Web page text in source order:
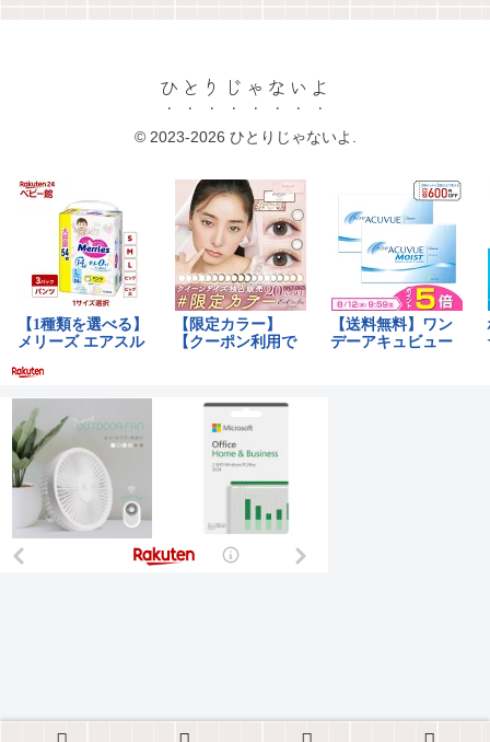
ひとりじゃないよ
© 2023-2026 ひとりじゃないよ.